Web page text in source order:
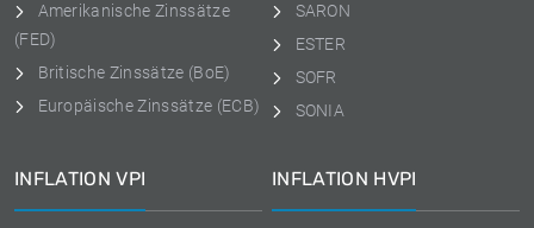
Amerikanische Zinssätze
(FED)
Britische Zinssätze (BoE)
Europäische Zinssätze (ECB)
SARON
ESTER
SOFR
SONIA
INFLATION VPI INFLATION HVPI